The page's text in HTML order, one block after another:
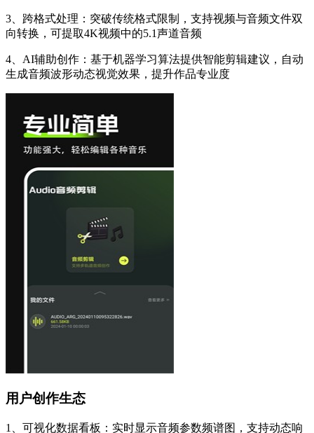
3、跨格式处理：突破传统格式限制，支持视频与音频文件双
向转换，可提取4K视频中的5.1声道音频
4、AI辅助创作：基于机器学习算法提供智能剪辑建议，自动
生成音频波形动态视觉效果，提升作品专业度
用户创作生态
1、可视化数据看板：实时显示音频参数频谱图，支持动态响